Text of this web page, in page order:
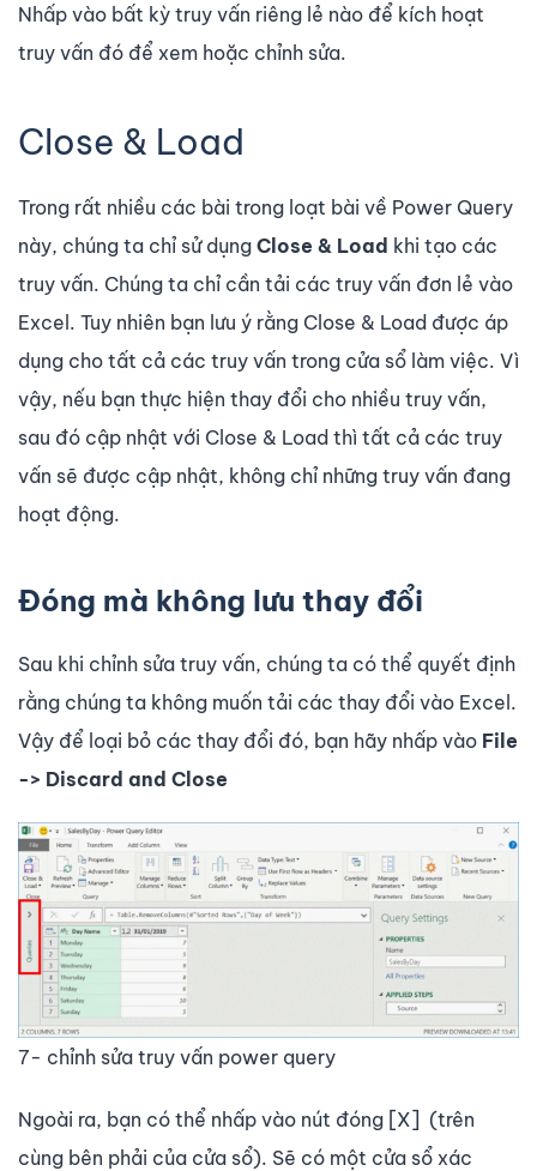
Nhấp vào bất kỳ truy vấn riêng lẻ nào để kích hoạt
truy vấn đó để xem hoặc chỉnh sửa.
Close & Load
Trong rất nhiều các bài trong loạt bài về Power Query
này, chúng ta chỉ sử dụng Close & Load khi tạo các
truy vấn. Chúng ta chỉ cần tải các truy vấn đơn lẻ vào
Excel. Tuy nhiên bạn lưu ý rằng Close & Load được áp
dụng cho tất cả các truy vấn trong cửa sổ làm việc. Vì
vậy, nếu bạn thực hiện thay đổi cho nhiều truy vấn,
sau đó cập nhật với Close & Load thì tất cả các truy
vấn sẽ được cập nhật, không chỉ những truy vấn đang
hoạt động.
Đóng mà không lưu thay đổi
Sau khi chỉnh sửa truy vấn, chúng ta có thể quyết định
rằng chúng ta không muốn tải các thay đổi vào Excel.
Vậy để loại bỏ các thay đổi đó, bạn hãy nhấp vào File
-> Discard and Close
7- chỉnh sửa truy vấn power query
Ngoài ra, bạn có thể nhấp vào nút đóng [X] (trên
cùng bên phải của cửa sổ). Sẽ có một cửa sổ xác